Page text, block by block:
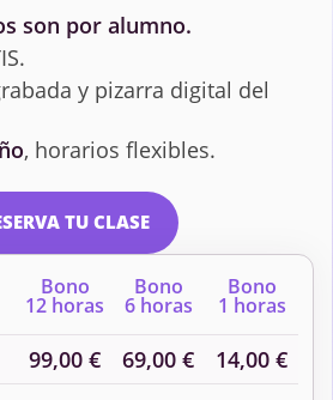
son por alumno.
y pizarra digital del
, horarios flexibles.
TU CLASE
Bono
12 horas
Bono
6 horas
Bono
1 horas
99,00 € 69,00 €
14,00 €